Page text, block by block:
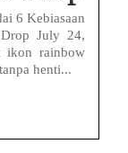
6 Kebiasaan
July 24,
ikon rainbow
henti...